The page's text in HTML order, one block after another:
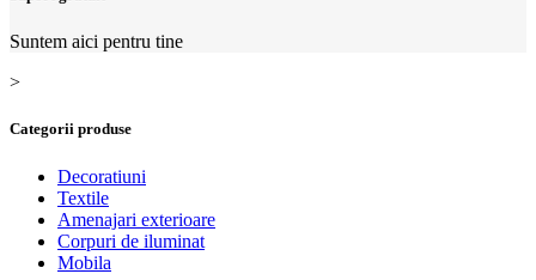
Suntem aici pentru tine
>
Categorii produse
Decoratiuni
Textile
Amenajari exterioare
Corpuri de iluminat
Mobila